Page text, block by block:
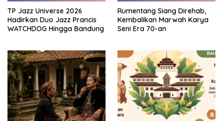
TP Jazz Universe 2026
Hadirkan Duo Jazz Prancis
WATCHDOG Hingga Bandung
Rumentang Siang Direhab,
Kembalikan Marwah Karya
Seni Era 70-an